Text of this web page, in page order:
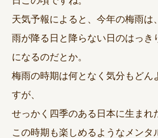
天気予報によると、今年の梅雨は、
雨が降る日と降らない日のはっき
になるのだとか。
梅雨の時期は何となく気分もどん
すが、
せっかく四季のある日本に生まれ
この時期も楽しめるようなメンタ